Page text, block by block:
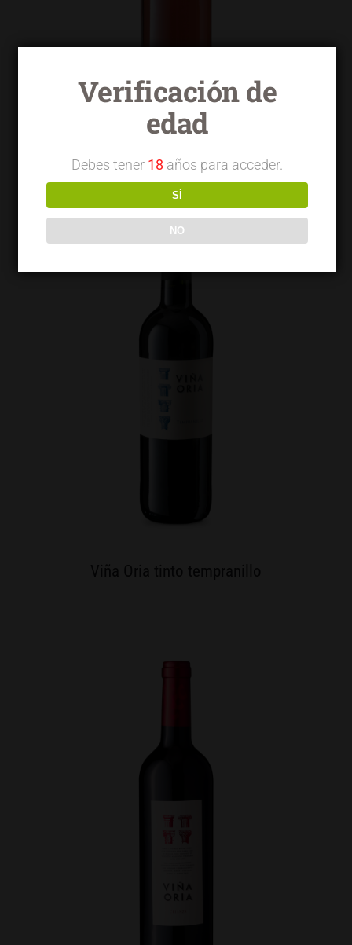
Viña Oria rosado garnacha tempranillo
Verificación de
edad
Debes tener 18 años para acceder.
SÍ
NO